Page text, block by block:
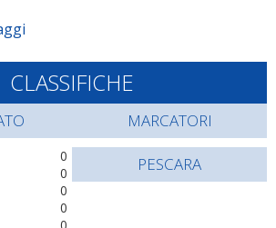
CLASSIFICHE
0
0
0
0
MARCATORI
PESCARA